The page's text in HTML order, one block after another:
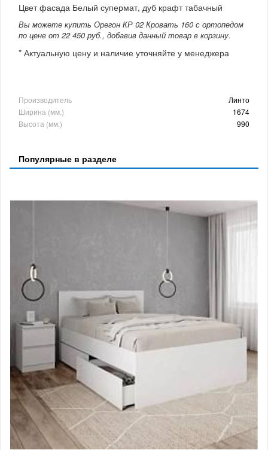
Цвет фасада Белый супермат, дуб крафт табачный
Вы можете купить Орегон КР 02 Кровать 160 с ортопедом
по цене от 22 450 руб., добавив данный товар в корзину.
* Актуальную цену и наличие уточняйте у менеджера
Производитель
Линто
Ширина (мм.)
1674
Высота (мм.)
990
Популярные в разделе